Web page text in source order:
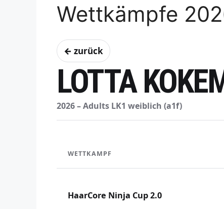
Wettkämpfe
← zurück
LOTTA
2026 – Adults LK1 weiblich (a1f)
WETTKAMPF
HaarCore Ninja Cup 2.0